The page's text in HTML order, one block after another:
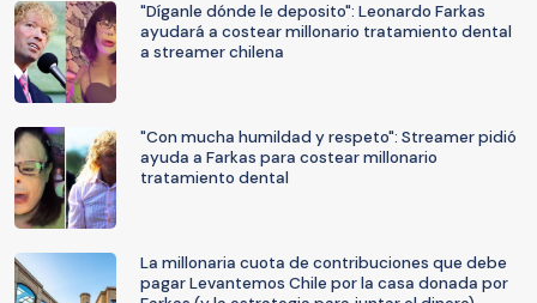
"Díganle dónde le deposito": Leonardo Farkas
ayudará a costear millonario tratamiento dental
a streamer chilena
"Con mucha humildad y respeto": Streamer pidió
ayuda a Farkas para costear millonario
tratamiento dental
La millonaria cuota de contribuciones que debe
pagar Levantemos Chile por la casa donada por